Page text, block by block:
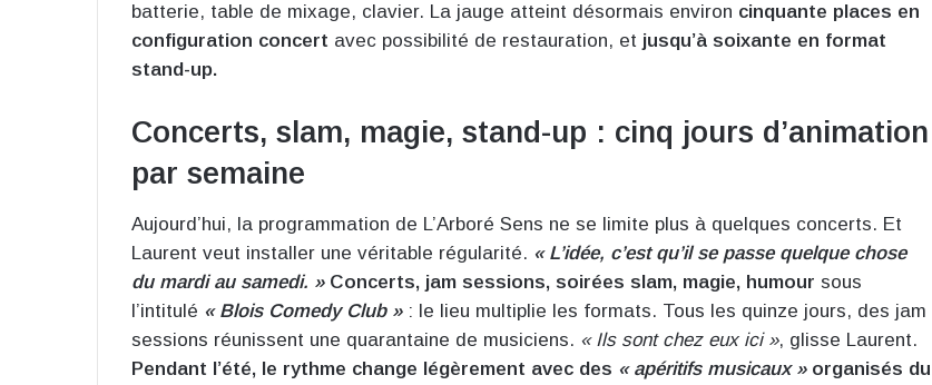
batterie, table de mixage, clavier. La jauge atteint désormais environ cinquante places en
configuration concert avec possibilité de restauration, et jusqu’à soixante en format
stand-up.
Concerts, slam, magie, stand-up : cinq jours d’animation
par semaine
Aujourd’hui, la programmation de L’Arboré Sens ne se limite plus à quelques concerts. Et
Laurent veut installer une véritable régularité. « L’idée, c’est qu’il se passe quelque chose
du mardi au samedi. » Concerts, jam sessions, soirées slam, magie, humour sous
l’intitulé « Blois Comedy Club »: le lieu multiplie les formats. Tous les quinze jours, des jam
sessions réunissent une quarantaine de musiciens. « Ils sont chez eux ici », glisse Laurent.
Pendant l’été, le rythme change légèrement avec des « apéritifs musicaux »organisés du